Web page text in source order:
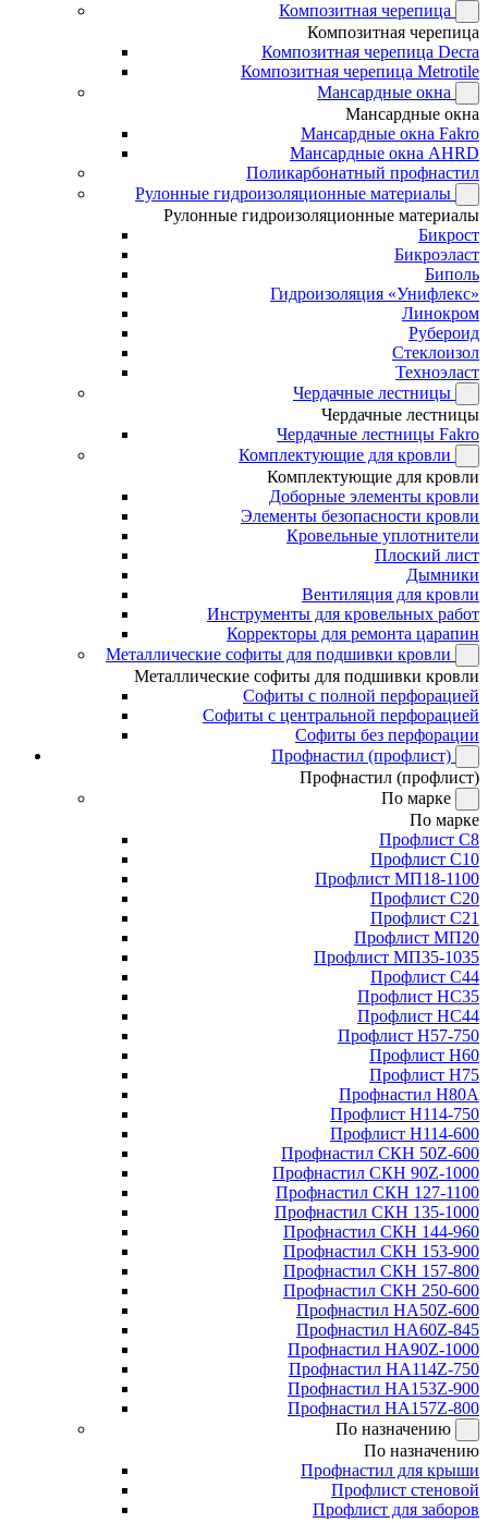
Композитная черепица
Композитная черепица
Композитная черепица Decra
Композитная черепица Metrotile
Мансардные окна
Мансардные окна
Мансардные окна Fakro
Мансардные окна AHRD
Поликарбонатный профнастил
Рулонные гидроизоляционные материалы
Рулонные гидроизоляционные материалы
Бикрост
Бикроэласт
Биполь
Гидроизоляция «Унифлекс»
Линокром
Рубероид
Стеклоизол
Техноэласт
Чердачные лестницы
Чердачные лестницы
Чердачные лестницы Fakro
Комплектующие для кровли
Комплектующие для кровли
Доборные элементы кровли
Элементы безопасности кровли
Кровельные уплотнители
Плоский лист
Дымники
Вентиляция для кровли
Инструменты для кровельных работ
Корректоры для ремонта царапин
Металлические софиты для подшивки кровли
Металлические софиты для подшивки кровли
Софиты с полной перфорацией
Софиты с центральной перфорацией
Софиты без перфорации
Профнастил (профлист)
Профнастил (профлист)
По марке
По марке
Профлист С8
Профлист С10
Профлист МП18-1100
Профлист С20
Профлист С21
Профлист МП20
Профлист МП35-1035
Профлист С44
Профлист НС35
Профлист НС44
Профлист Н57-750
Профлист Н60
Профлист Н75
Профнастил Н80А
Профлист Н114-750
Профлист Н114-600
Профнастил СКН 50Z-600
Профнастил СКН 90Z-1000
Профнастил СКН 127-1100
Профнастил СКН 135-1000
Профнастил СКН 144-960
Профнастил СКН 153-900
Профнастил СКН 157-800
Профнастил СКН 250-600
Профнастил НА50Z-600
Профнастил НА60Z-845
Профнастил НА90Z-1000
Профнастил НА114Z-750
Профнастил НА153Z-900
Профнастил НА157Z-800
По назначению
По назначению
Профнастил для крыши
Профлист стеновой
Профлист для заборов